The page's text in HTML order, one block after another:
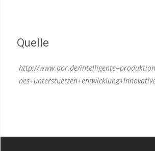
Quelle
http://www.apr.de/